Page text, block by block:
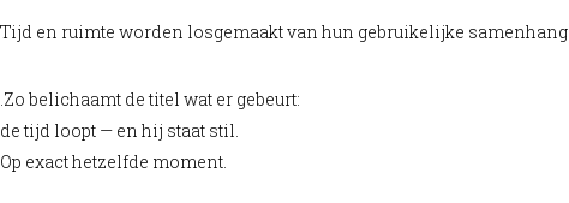
Tijd en ruimte worden losgemaakt van hun gebruikelijke samenhang
.Zo belichaamt de titel wat er gebeurt:
de tijd loopt — en hij staat stil.
Op exact hetzelfde moment.